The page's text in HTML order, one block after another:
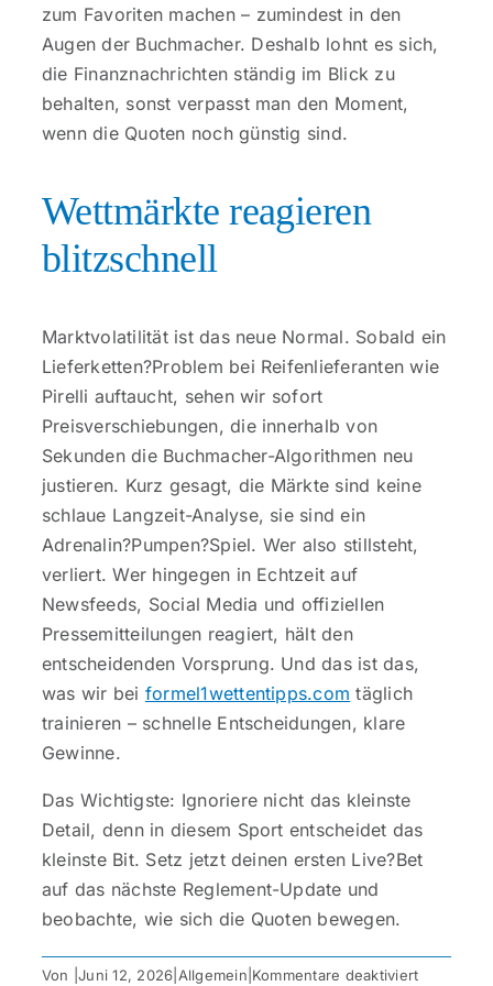
zum Favoriten machen – zumindest in den
Augen der Buchmacher. Deshalb lohnt es sich,
die Finanznachrichten ständig im Blick zu
behalten, sonst verpasst man den Moment,
wenn die Quoten noch günstig sind.
Wettmärkte reagieren
blitzschnell
Marktvolatilität ist das neue Normal. Sobald ein
Lieferketten?Problem bei Reifenlieferanten wie
Pirelli auftaucht, sehen wir sofort
Preisverschiebungen, die innerhalb von
Sekunden die Buchmacher-Algorithmen neu
justieren. Kurz gesagt, die Märkte sind keine
schlaue Langzeit-Analyse, sie sind ein
Adrenalin?Pumpen?Spiel. Wer also stillsteht,
verliert. Wer hingegen in Echtzeit auf
Newsfeeds, Social Media und offiziellen
Pressemitteilungen reagiert, hält den
entscheidenden Vorsprung. Und das ist das,
was wir bei formel1wettentipps.com täglich
trainieren – schnelle Entscheidungen, klare
Gewinne.
Das Wichtigste: Ignoriere nicht das kleinste
Detail, denn in diesem Sport entscheidet das
kleinste Bit. Setz jetzt deinen ersten Live?Bet
auf das nächste Reglement-Update und
beobachte, wie sich die Quoten bewegen.
Von |Juni 12, 2026 Allgemein Kommentare deaktiviertfür